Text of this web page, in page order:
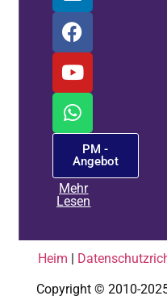
PM -
Angebot
Mehr
Lesen
Heim |
Copyright © 2010-